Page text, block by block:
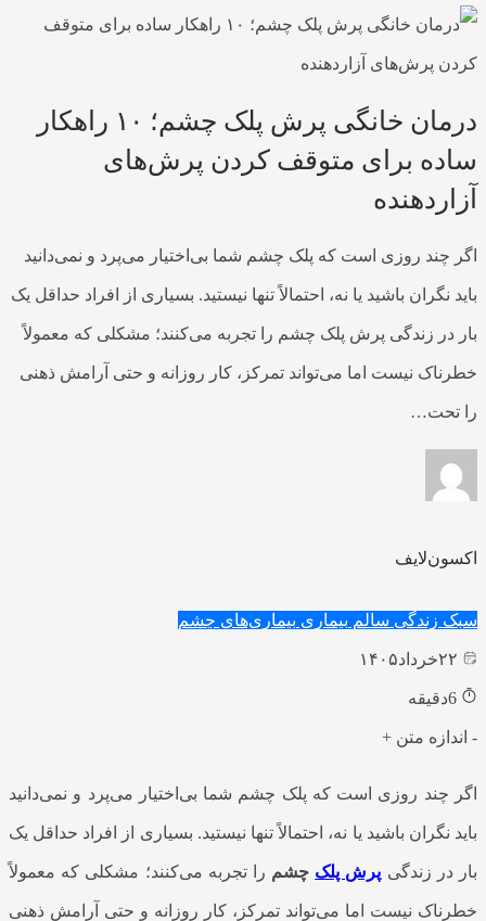
درمان خانگی پرش پلک چشم؛ ۱۰ راهکار
ساده برای متوقف کردن پرش‌های
آزاردهنده
اگر چند روزی است که پلک چشم شما بی‌اختیار می‌پرد و نمی‌دانید
باید نگران باشید یا نه، احتمالاً تنها نیستید. بسیاری از افراد حداقل یک
بار در زندگی پرش پلک چشم را تجربه می‌کنند؛ مشکلی که معمولاً
خطرناک نیست اما می‌تواند تمرکز، کار روزانه و حتی آرامش ذهنی
را تحت…
اکسون‌لایف
سبک زندگی سالم بیماری بیماری‌های چشم
خرداد۱۴۰۵
دقیقه
- اندازه متن +
اگر چند روزی است که پلک چشم شما بی‌اختیار می‌پرد و نمی‌دانید
باید نگران باشید یا نه، احتمالاً تنها نیستید. بسیاری از افراد حداقل یک
بار در زندگی پرش پلک چشم را تجربه می‌کنند؛ مشکلی که معمولاً
خطرناک نیست اما می‌تواند تمرکز، کار روزانه و حتی آرامش ذهنی